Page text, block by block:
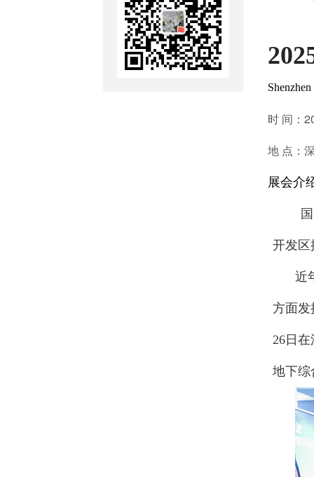
时 间：
地 点：
展会介
开发区
近
方面发
26日
地下综